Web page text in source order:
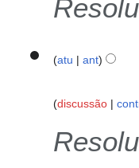
atu ant
discussão